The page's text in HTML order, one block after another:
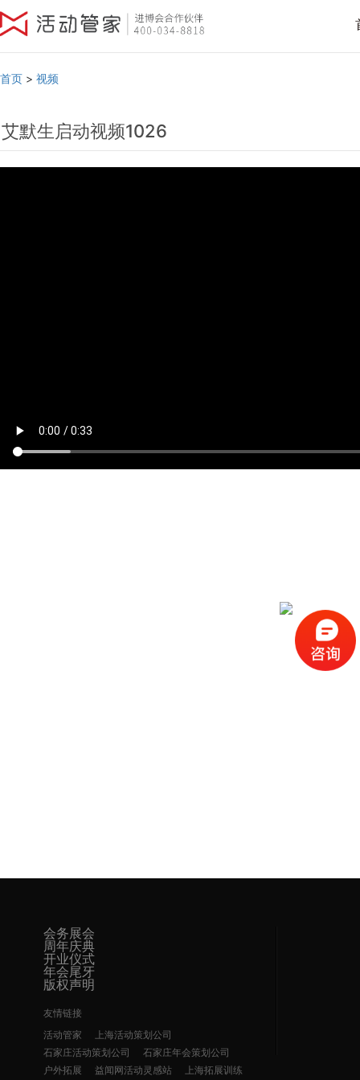
首页 > 视频
艾默生启动视频1026
会务展会
周年庆典
开业仪式
年会尾牙
版权声明
友情链接
活动管家
上海活动策划公司
石家庄活动策划公司
石家庄年会策划公司
户外拓展
益闻网活动灵感站 上海拓展训练